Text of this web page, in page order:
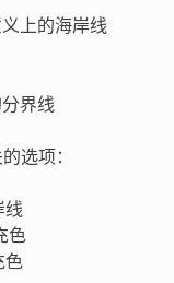
上的海岸线
界线
选项：
线
色
色